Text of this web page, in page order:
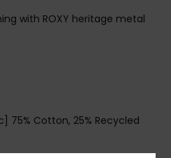
with ROXY heritage metal
75% Cotton, 25% Recycled